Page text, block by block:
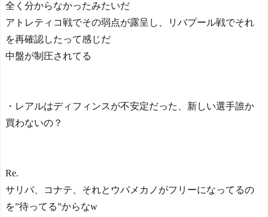
全く分からなかったみたいだ
アトレティコ戦でその弱点が露呈し、リバプール戦でそれ
を再確認したって感じだ
中盤が制圧されてる
・レアルはディフィンスが不安定だった、新しい選手誰か
買わないの？
Re.
サリバ、コナテ、それとウパメカノがフリーになってるの
を”待ってる”からなw